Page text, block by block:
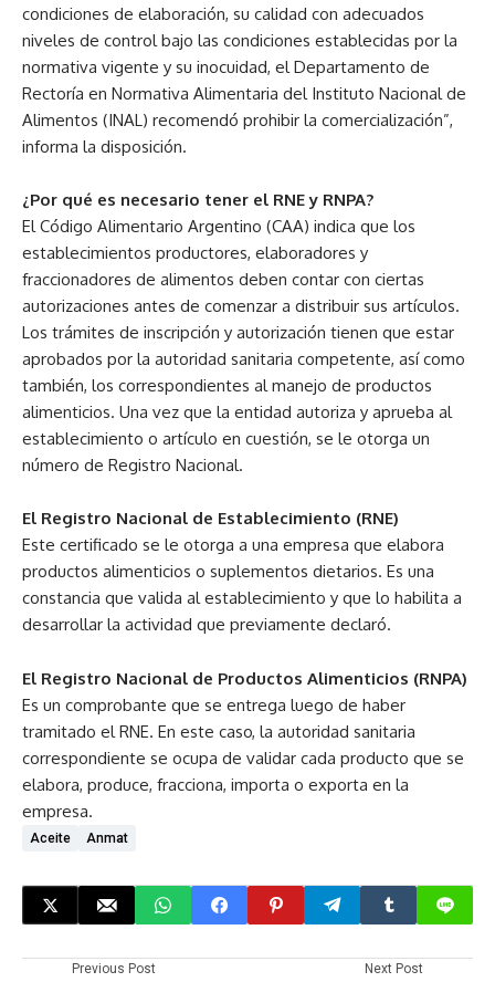
condiciones de elaboración, su calidad con adecuados
niveles de control bajo las condiciones establecidas por la
normativa vigente y su inocuidad, el Departamento de
Rectoría en Normativa Alimentaria del Instituto Nacional de
Alimentos (INAL) recomendó prohibir la comercialización”,
informa la disposición.
¿Por qué es necesario tener el RNE y RNPA?
El Código Alimentario Argentino (CAA) indica que los
establecimientos productores, elaboradores y
fraccionadores de alimentos deben contar con ciertas
autorizaciones antes de comenzar a distribuir sus artículos.
Los trámites de inscripción y autorización tienen que estar
aprobados por la autoridad sanitaria competente, así como
también, los correspondientes al manejo de productos
alimenticios. Una vez que la entidad autoriza y aprueba al
establecimiento o artículo en cuestión, se le otorga un
número de Registro Nacional.
El Registro Nacional de Establecimiento (RNE)
Este certificado se le otorga a una empresa que elabora
productos alimenticios o suplementos dietarios. Es una
constancia que valida al establecimiento y que lo habilita a
desarrollar la actividad que previamente declaró.
El Registro Nacional de Productos Alimenticios (RNPA)
Es un comprobante que se entrega luego de haber
tramitado el RNE. En este caso, la autoridad sanitaria
correspondiente se ocupa de validar cada producto que se
elabora, produce, fracciona, importa o exporta en la
empresa.
Aceite Anmat
Previous Post Next Post